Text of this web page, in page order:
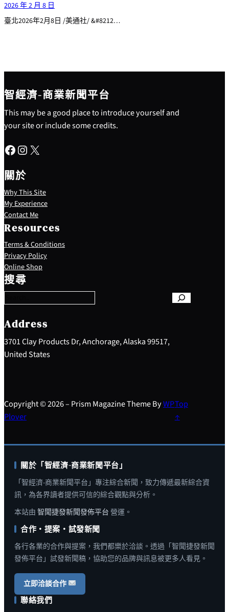
2026 年 2 月 8 日
臺北2026年2月8日 /美通社/ &#8212…
智經濟-商業新聞平台
This may be a good place to introduce yourself and
your site or include some credits.
Facebook Instagram X
關於
Why This Site
My Experience
Contact Me
Resources
Terms & Conditions
Privacy Policy
Online Shop
搜尋
S
e
a
c
h
Address
3701 Clay Products Dr, Anchorage, Alaska 99517,
United States
Copyright © 2026 – Prism Magazine Theme ByWP
Plover
Top
↑
關於「智經濟-商業新聞平台」
「智經濟-商業新聞平台」專注綜合新聞，致力傳遞最新綜合資
訊，為各界讀者提供可信的綜合觀點與分析。
本站由 智聞捷發新聞發佈平台 營運。
合作・提案・試發新聞
各行各業的合作與提案，我們都樂於洽談。透過「智聞捷發新聞
發佈平台」試發新聞稿，協助您的品牌與訊息被更多人看見。
立即洽談合作
聯絡我們